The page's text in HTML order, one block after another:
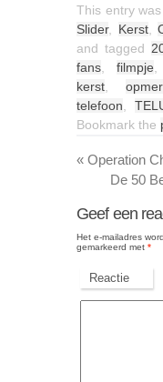
This entry
Slider, Kerst,
and tagged
fans ,filmpje
kerst
telefoon
Bookmark the
« Operation
De 50
Geef een
Het e-mailadres
gemarkeerd met *
Reactie